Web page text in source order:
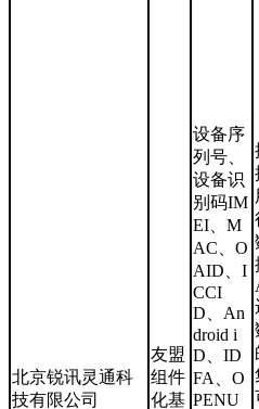
北京锐讯灵通科
技有限公司
友盟
组件
化基
设备序
列号、
设备识
别码IM
EI、M
AC、O
AID、I
CCI
D、An
droid i
D、ID
FA、O
PENU